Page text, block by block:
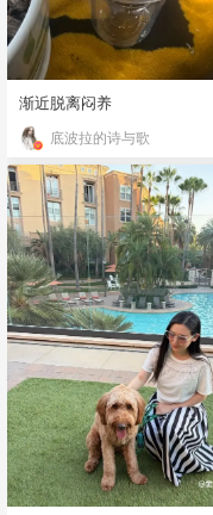
渐近脱离闷养
底波拉的诗与歌